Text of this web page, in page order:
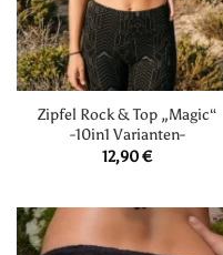
Zipfel Rock & Top „Magic“
-10in1 Varianten-
12,90€